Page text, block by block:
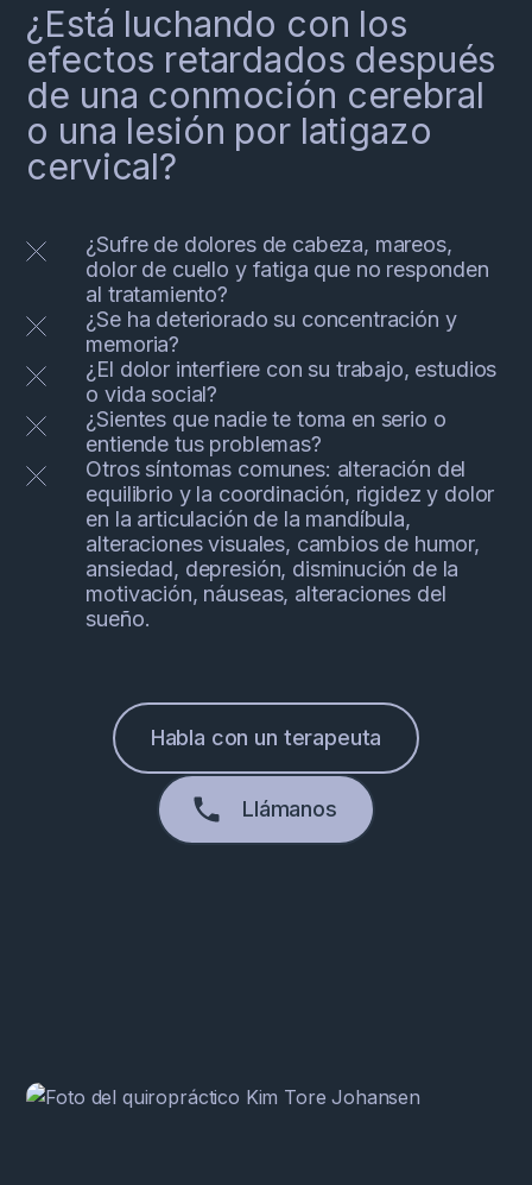
¿Está luchando con los
efectos retardados después
de una conmoción cerebral
o una lesión por latigazo
cervical?
¿Sufre de dolores de cabeza, mareos,
dolor de cuello y fatiga que no responden
al tratamiento?
¿Se ha deteriorado su concentración y
memoria?
¿El dolor interfiere con su trabajo, estudios
o vida social?
¿Sientes que nadie te toma en serio o
entiende tus problemas?
Otros síntomas comunes: alteración del
equilibrio y la coordinación, rigidez y dolor
en la articulación de la mandíbula,
alteraciones visuales, cambios de humor,
ansiedad, depresión, disminución de la
motivación, náuseas, alteraciones del
sueño.
Habla con un terapeuta
Llámanos